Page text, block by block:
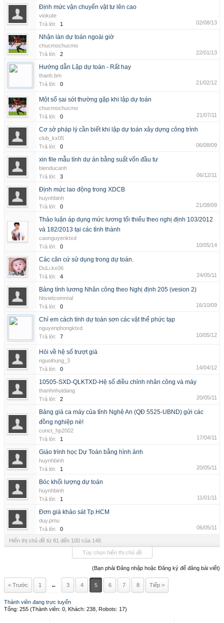
Định mức vận chuyển vật tư lên cao
viokute
Trả lời:
1 02/08/13
Nhận làn dự toán ngoài giờ
chucmochucmo
Trả lời:
2 22/01/13
Hướng dẫn Lập dự toán - Rất hay
thanh.bm
Trả lời:
0 21/02/12
Một số sai sót thường gặp khi lập dự toán
chucmochucmo
Trả lời:
0 21/07/11
Cơ sở pháp lý cần biết khi lập dự toán xây dựng công trình
club_kx05
Trả lời:
0 06/08/09
xin file mẫu tính dự án bằng suất vốn đầu tư
bienducanh
Trả lời:
3 06/12/11
Định mức lao động trong XDCB
huynhbinh
Trả lời:
0 21/08/09
Thảo luận áp dụng mức lương tối thiểu theo nghị định 103/2012
và 182/2013 tại các tỉnh thành
caonguyenktxd
Trả lời:
0 10/05/14
Các căn cứ sử dụng trong dự toán.
DuLi.kx06
Trả lời:
4 24/05/11
Bảng tính lương Nhân công theo Nghị định 205 (vesion 2)
hbvietcomreal
Trả lời:
0 16/10/09
Chỉ em cách tính dự toán sơn các vật thể phức tạp
nguyenphongktxd
Trả lời:
7 10/05/12
Hỏi về hệ số trượt giá
nguoihung_3
Trả lời:
0 14/04/12
10505-SXD-QLKTXD-Hệ số điều chỉnh nhân công và máy
thanhnhutdang
Trả lời:
2 20/05/11
Bảng giá ca máy của tỉnh Nghệ An (QĐ 5525-UBND) gửi các
đồng nghiệp nè!
cunct_hp2002
Trả lời:
1 17/04/11
Giáo trình học Dự Toán bằng hình ảnh
huynhbinh
Trả lời:
1 20/05/11
Bóc khối lượng dự toán
huynhbinh
Trả lời:
1 11/01/11
Đơn giá khảo sát Tp.HCM
duy.pmu
Trả lời:
0 06/05/11
Hiển thị chủ đề từ 81 đến 100 của 146
Tùy chọn hiển thị chủ đề
(Bạn phải Đăng nhập hoặc Đăng ký để đăng bài viết)
< Trước 1 ← 3 4 5 6 7 8 Tiếp >
Thành viên đang trực tuyến
Tổng: 255 (Thành viên: 0, Khách: 238, Robots: 17)